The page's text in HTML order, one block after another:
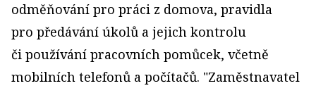
odměňování pro práci z domova, pravidla
pro předávání úkolů a jejich kontrolu
či používání pracovních pomůcek, včetně
mobilních telefonů a počítačů. "Zaměstnavatel